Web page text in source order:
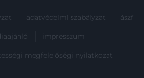
adatvédelmi szabályzat ászf
impresszum
megfelelőségi nyilatkozat